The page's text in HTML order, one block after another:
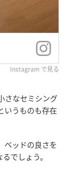
Instagram で見る
さなセミシング
いうものも存在
ベッドの良さを
でしょう。